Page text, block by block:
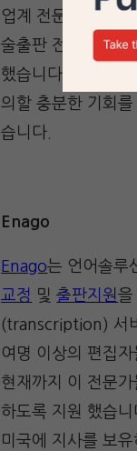
업계 전문가들과의
술출판 전문가들을
했습니다. 파라스
의할 충분한 기회
습니다.
Enago
Enago는 언어솔루
교정 및출판지원을
(transcription) 서
여명 이상의 편집
현재까지 이 전문
하도록 지원 했습
미국에 지사를 보유